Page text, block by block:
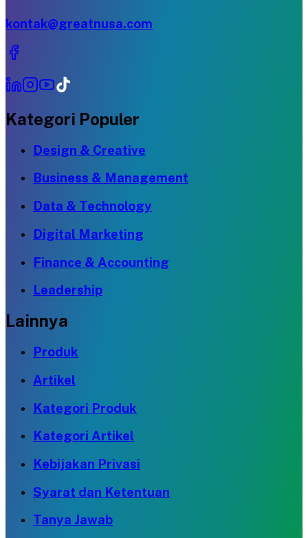
kontak@greatnusa.com
Kategori Populer
Design & Creative
Business & Management
Data & Technology
Digital Marketing
Finance & Accounting
Leadership
Lainnya
Produk
Artikel
Kategori Produk
Kategori Artikel
Kebijakan Privasi
Syarat dan Ketentuan
Tanya Jawab